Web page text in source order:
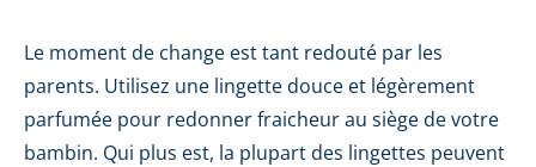
Le moment de change est tant redouté par les
parents. Utilisez une lingette douce et légèrement
parfumée pour redonner fraicheur au siège de votre
bambin. Qui plus est, la plupart des lingettes peuvent